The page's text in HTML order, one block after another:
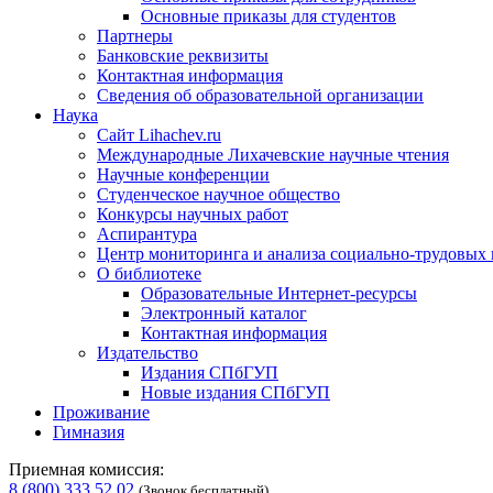
Основные приказы для студентов
Партнеры
Банковские реквизиты
Контактная информация
Сведения об образовательной организации
Наука
Сайт Lihachev.ru
Международные Лихачевские научные чтения
Научные конференции
Студенческое научное общество
Конкурсы научных работ
Аспирантура
Центр мониторинга и анализа социально-трудовых
О библиотеке
Образовательные Интернет-ресурсы
Электронный каталог
Контактная информация
Издательство
Издания СПбГУП
Новые издания СПбГУП
Проживание
Гимназия
Приемная комиссия:
8 (800) 333 52 02